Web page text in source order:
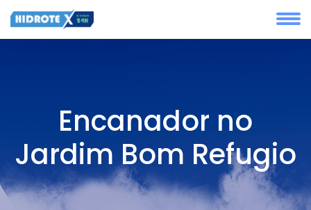
Encanador no
Jardim Bom Refugio